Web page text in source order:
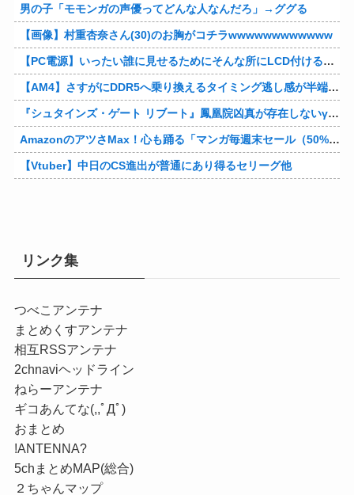
男の子「モモンガの声優ってどんな人なんだろ」→ググる
【画像】村重杏奈さん(30)のお胸がコチラwwwwwwwwwwww
【PC電源】いったい誰に見せるためにそんな所にLCD付けるのかな
【AM4】さすがにDDR5へ乗り換えるタイミング逃し感が半端ない
『シュタインズ・ゲート リブート』鳳凰院凶真が存在しないγ（ガンマ）世界線が追加される
AmazonのアツさMax！心も踊る「マンガ毎週末セール（50%還元）」2日目襲来！他
【Vtuber】中日のCS進出が普通にあり得るセリーグ他
リンク集
つべこアンテナ
まとめくすアンテナ
相互RSSアンテナ
2chnaviヘッドライン
ねらーアンテナ
ギコあんてな(,,ﾟДﾟ)
おまとめ
!ANTENNA?
5chまとめMAP(総合)
２ちゃんマップ